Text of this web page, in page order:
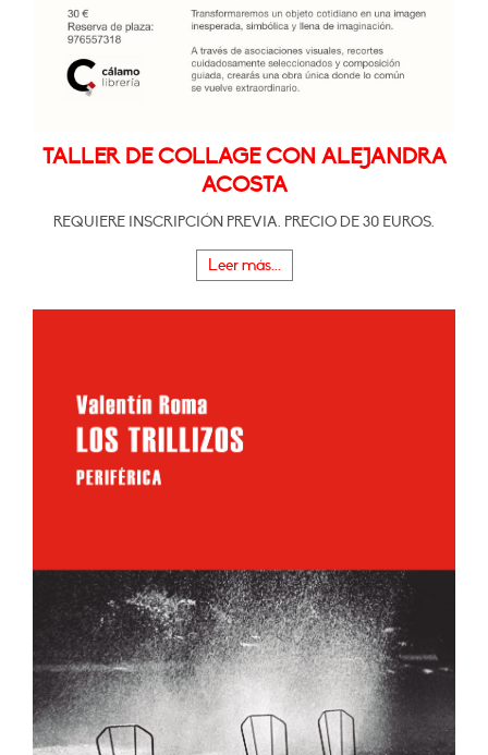
TALLER DE COLLAGE CON ALEJANDRA
ACOSTA
REQUIERE INSCRIPCIÓN PREVIA. PRECIO DE 30 EUROS.
Leer más...